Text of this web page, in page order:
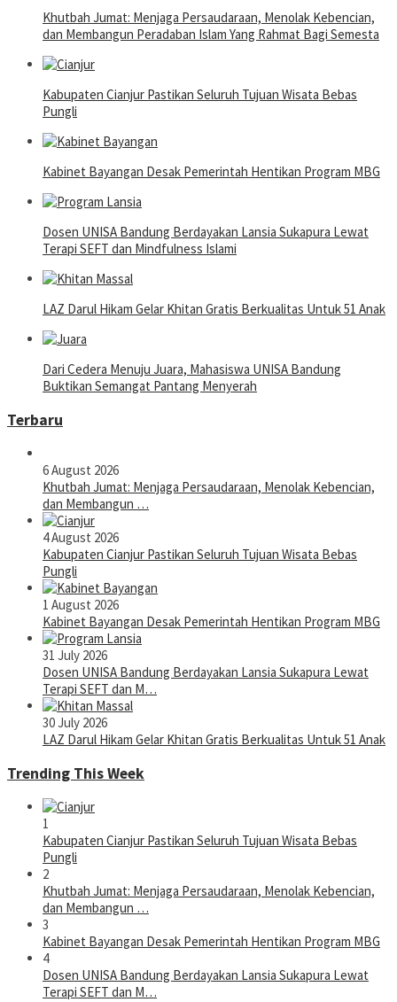
Khutbah Jumat: Menjaga Persaudaraan, Menolak Kebencian,
dan Membangun Peradaban Islam Yang Rahmat Bagi Semesta
Kabupaten Cianjur Pastikan Seluruh Tujuan Wisata Bebas
Pungli
Kabinet Bayangan Desak Pemerintah Hentikan Program MBG
Dosen UNISA Bandung Berdayakan Lansia Sukapura Lewat
Terapi SEFT dan Mindfulness Islami
LAZ Darul Hikam Gelar Khitan Gratis Berkualitas Untuk 51 Anak
Dari Cedera Menuju Juara, Mahasiswa UNISA Bandung
Buktikan Semangat Pantang Menyerah
Terbaru
6 August 2026
Khutbah Jumat: Menjaga Persaudaraan, Menolak Kebencian,
dan Membangun …
4 August 2026
Kabupaten Cianjur Pastikan Seluruh Tujuan Wisata Bebas
Pungli
1 August 2026
Kabinet Bayangan Desak Pemerintah Hentikan Program MBG
31 July 2026
Dosen UNISA Bandung Berdayakan Lansia Sukapura Lewat
Terapi SEFT dan M…
30 July 2026
LAZ Darul Hikam Gelar Khitan Gratis Berkualitas Untuk 51 Anak
Trending This Week
1
Kabupaten Cianjur Pastikan Seluruh Tujuan Wisata Bebas
Pungli
2
Khutbah Jumat: Menjaga Persaudaraan, Menolak Kebencian,
dan Membangun …
3
Kabinet Bayangan Desak Pemerintah Hentikan Program MBG
4
Dosen UNISA Bandung Berdayakan Lansia Sukapura Lewat
Terapi SEFT dan M…